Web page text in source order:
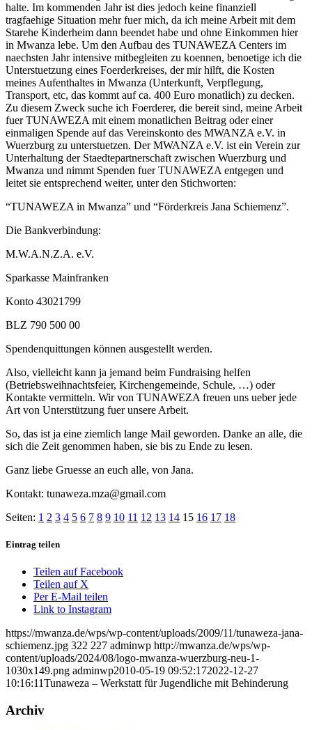
halte. Im kommenden Jahr ist dies jedoch keine finanziell
tragfaehige Situation mehr fuer mich, da ich meine Arbeit mit dem
Starehe Kinderheim dann beendet habe und ohne Einkommen hier
in Mwanza lebe. Um den Aufbau des TUNAWEZA Centers im
naechsten Jahr intensive mitbegleiten zu koennen, benoetige ich die
Unterstuetzung eines Foerderkreises, der mir hilft, die Kosten
meines Aufenthaltes in Mwanza (Unterkunft, Verpflegung,
Transport, etc, das kommt auf ca. 400 Euro monatlich) zu decken.
Zu diesem Zweck suche ich Foerderer, die bereit sind, meine Arbeit
fuer TUNAWEZA mit einem monatlichen Beitrag oder einer
einmaligen Spende auf das Vereinskonto des MWANZA e.V. in
Wuerzburg zu unterstuetzen. Der MWANZA e.V. ist ein Verein zur
Unterhaltung der Staedtepartnerschaft zwischen Wuerzburg und
Mwanza und nimmt Spenden fuer TUNAWEZA entgegen und
leitet sie entsprechend weiter, unter den Stichworten:
“TUNAWEZA in Mwanza” und “Förderkreis Jana Schiemenz”.
Die Bankverbindung:
M.W.A.N.Z.A. e.V.
Sparkasse Mainfranken
Konto 43021799
BLZ 790 500 00
Spendenquittungen können ausgestellt werden.
Also, vielleicht kann ja jemand beim Fundraising helfen
(Betriebsweihnachtsfeier, Kirchengemeinde, Schule, …) oder
Kontakte vermitteln. Wir von TUNAWEZA freuen uns ueber jede
Art von Unterstützung fuer unsere Arbeit.
So, das ist ja eine ziemlich lange Mail geworden. Danke an alle, die
sich die Zeit genommen haben, sie bis zu Ende zu lesen.
Ganz liebe Gruesse an euch alle, von Jana.
Kontakt: tunaweza.mza@gmail.com
Seiten: 1 2 3 4 5 6 7 8 9 10 11 12 13 14 15 16 17 18
Eintrag teilen
Teilen auf Facebook
Teilen auf X
Per E-Mail teilen
Link to Instagram
https://mwanza.de/wps/wp-content/uploads/2009/11/tunaweza-jana-
schiemenz.jpg 322 227 adminwp http://mwanza.de/wps/wp-
content/uploads/2024/08/logo-mwanza-wuerzburg-neu-1-
1030x149.png adminwp2010-05-19 09:52:172022-12-27
10:16:11Tunaweza – Werkstatt für Jugendliche mit Behinderung
Archiv